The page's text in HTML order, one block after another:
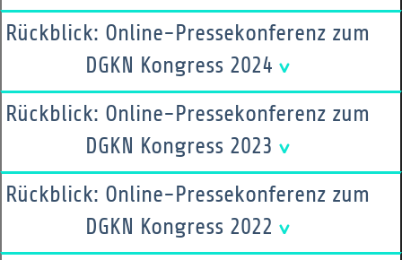
Rückblick: Online-Pressekonferenz zum
DGKN Kongress 2024
Rückblick: Online-Pressekonferenz zum
DGKN Kongress 2023
Rückblick: Online-Pressekonferenz zum
DGKN Kongress 2022